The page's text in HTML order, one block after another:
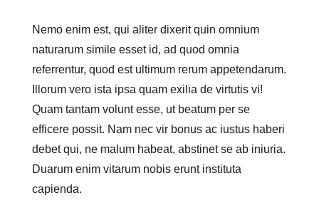
Nemo enim est, qui aliter dixerit quin omnium
naturarum simile esset id, ad quod omnia
referrentur, quod est ultimum rerum appetendarum.
Illorum vero ista ipsa quam exilia de virtutis vi!
Quam tantam volunt esse, ut beatum per se
efficere possit. Nam nec vir bonus ac iustus haberi
debet qui, ne malum habeat, abstinet se ab iniuria.
Duarum enim vitarum nobis erunt instituta
capienda.